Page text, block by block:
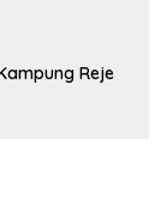
Reje